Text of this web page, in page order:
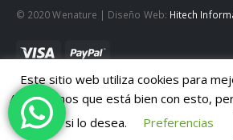
© 2020 Wenature | Diseño Web: Hitech
Mapa web| Políticad de Cookies| Política
Aviso legal
Este sitio web utiliza cookies para
Asumiremos que está bien con esto,
si lo desea.
Preferencias